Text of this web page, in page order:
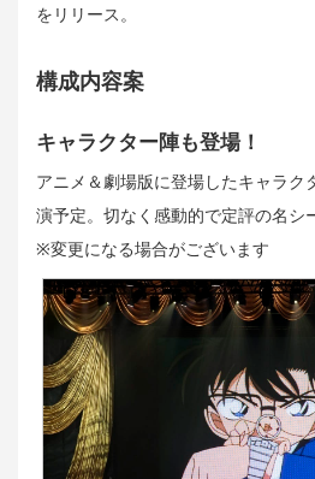
をリリース。
構成内容案
キャラクター陣も登場！
アニメ＆劇場版に登場したキャラク
演予定。切なく感動的で定評の名シ
※変更になる場合がございます